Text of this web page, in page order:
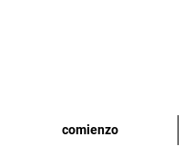
comienzo